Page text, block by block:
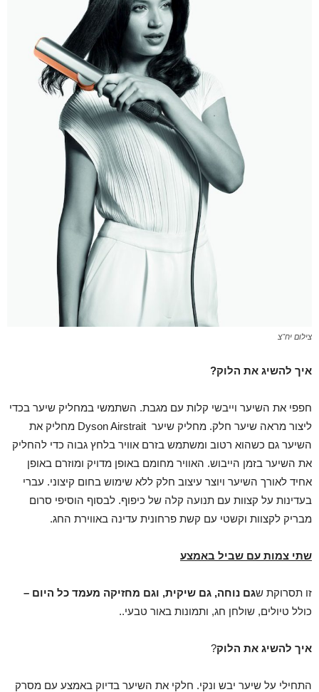
צילום יח"צ
איך להשיג את הלוק?
חפפי את השיער וייבשי קלות עם מגבת. השתמשי במחליק שיער בכדי
ליצור מראה שיער חלק. מחליק שיער Dyson Airstrait מחליק את
השיער גם כשהוא רטוב ומשתמש בזרם אוויר בלחץ גבוה כדי להחליק
את השיער בזמן הייבוש. האוויר מחומם באופן מדויק ומוזרם באופן
אחיד לאורך השיער ויוצר עיצוב חלק ללא שימוש בחום קיצוני. עברי
בעדינות על קצוות עם תנועה קלה של כיפוף. לבסוף הוסיפי סרום
מבריק לקצוות וקשטי עם קשת פרחונית עדינה באווירת החג.
שתי צמות עם שביל באמצע
זו תסרוקת שגם נוחה, גם שיקית, וגם מחזיקה מעמד כל היום –
כולל טיולים, שולחן חג, ותמונות באור טבעי..
איך להשיג את הלוק?
התחילי על שיער יבש ונקי. חלקי את השיער בדיוק באמצע עם מסרק